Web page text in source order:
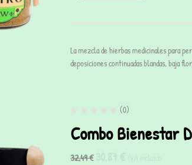
La mezcla de hierbas medicinales para
deposiciones continuadas blandas, baja
(0)
Combo Bienestar
32,49€